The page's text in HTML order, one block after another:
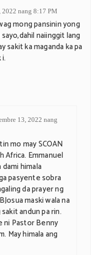
nang 8:17 PM
mong pansinin yong
naiinggit lang
sakit ka maganda ka pa
13, 2022 nang
mo may SCOAN
Africa. Emmanuel
himala
pasyente sobra
da prayer ng
maski wala na
andun pa rin.
ni Pastor Benny
May himala ang